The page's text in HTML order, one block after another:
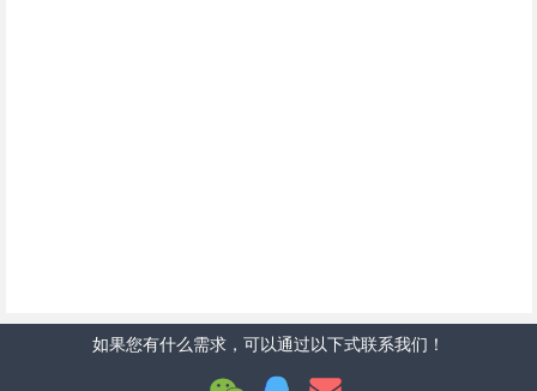
如果您有什么需求，可以通过以下式联系我们！